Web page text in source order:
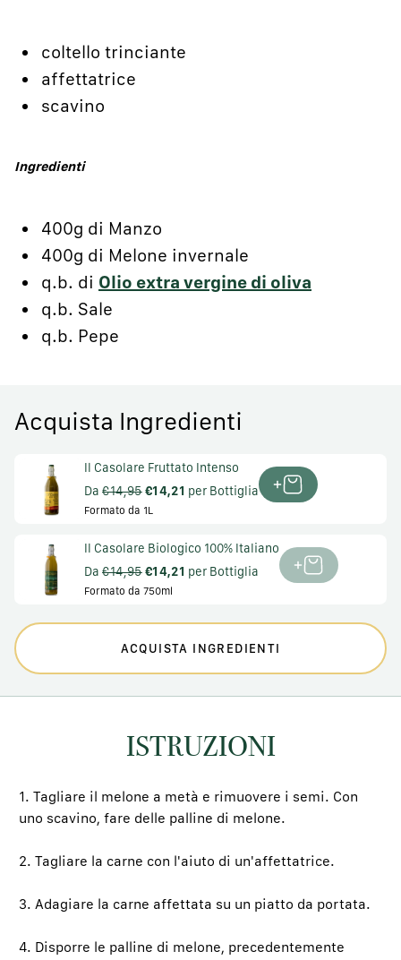
coltello trinciante
affettatrice
scavino
Ingredienti
400g di Manzo
400g di Melone invernale
q.b. di Olio extra vergine di oliva
q.b. Sale
q.b. Pepe
Acquista Ingredienti
Il Casolare Fruttato Intenso
Da €14,95€14,21 per Bottiglia
Formato da 1L
Il Casolare Biologico 100% Italiano
Da €14,95€14,21 per Bottiglia
Formato da 750ml
ACQUISTA INGREDIENTI
ISTRUZIONI
1. Tagliare il melone a metà e rimuovere i semi. Con
uno scavino, fare delle palline di melone.
2. Tagliare la carne con l'aiuto di un'affettatrice.
3. Adagiare la carne affettata su un piatto da portata.
4. Disporre le palline di melone, precedentemente